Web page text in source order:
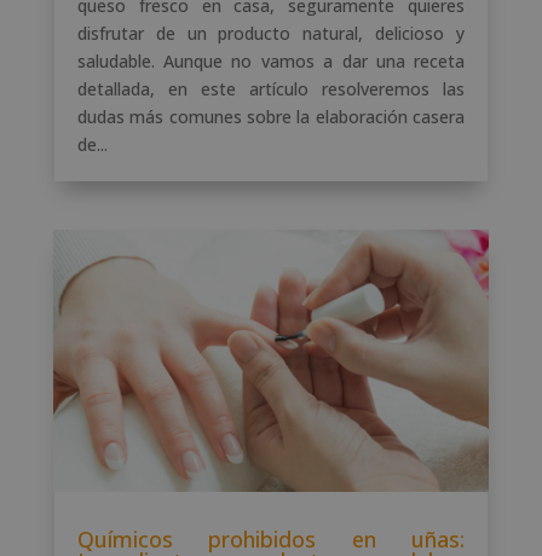
queso fresco en casa, seguramente quieres
disfrutar de un producto natural, delicioso y
saludable. Aunque no vamos a dar una receta
detallada, en este artículo resolveremos las
dudas más comunes sobre la elaboración casera
de...
Químicos prohibidos en uñas: